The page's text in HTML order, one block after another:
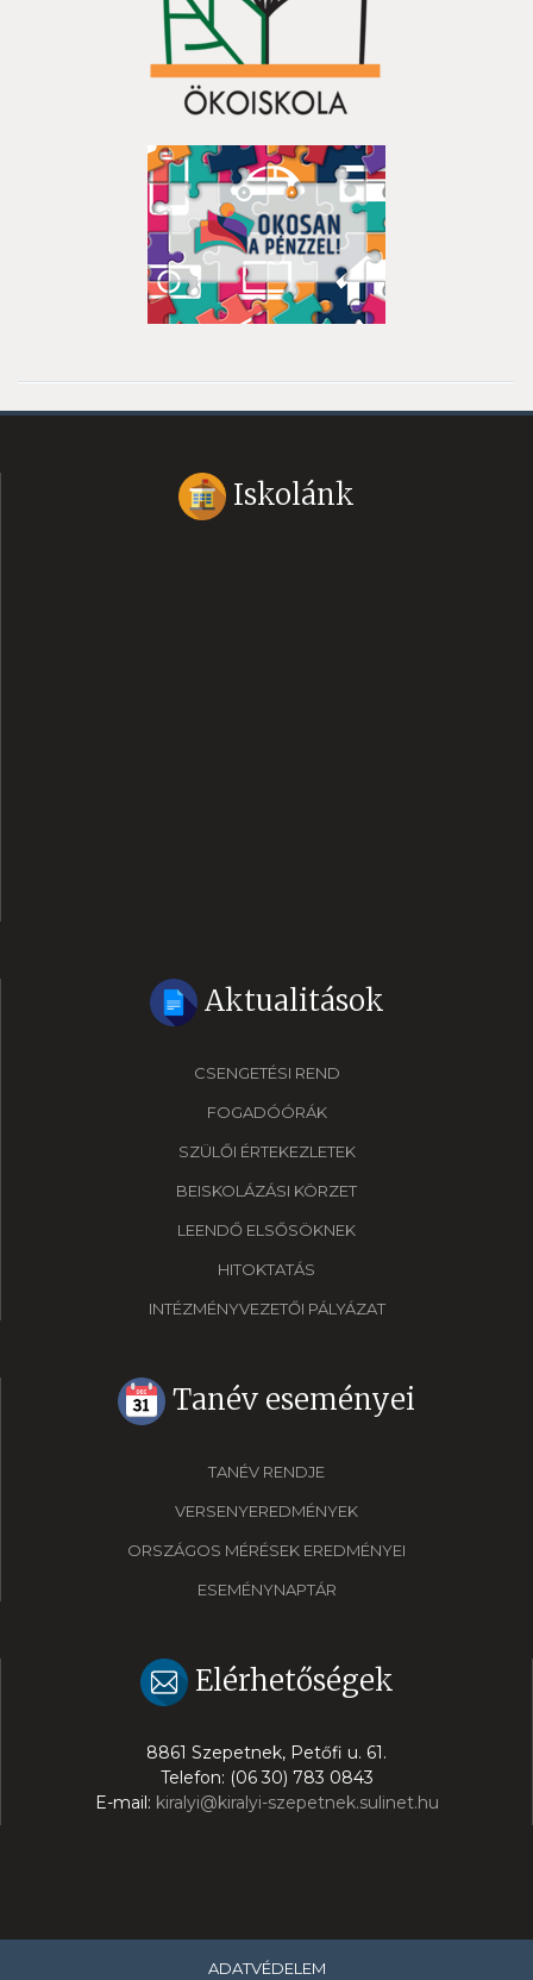
Iskolánk
Aktualitások
CSENGETÉSI REND
FOGADÓÓRÁK
SZÜLŐI ÉRTEKEZLETEK
BEISKOLÁZÁSI KÖRZET
LEENDŐ ELSŐSÖKNEK
HITOKTATÁS
INTÉZMÉNYVEZETŐI PÁLYÁZAT
Tanév eseményei
TANÉV RENDJE
VERSENYEREDMÉNYEK
ORSZÁGOS MÉRÉSEK EREDMÉNYEI
ESEMÉNYNAPTÁR
Elérhetőségek
8861 Szepetnek, Petőfi u. 61.
Telefon: (06 30) 783 0843
E-mail: kiralyi@kiralyi-szepetnek.sulinet.hu
ADATVÉDELEM